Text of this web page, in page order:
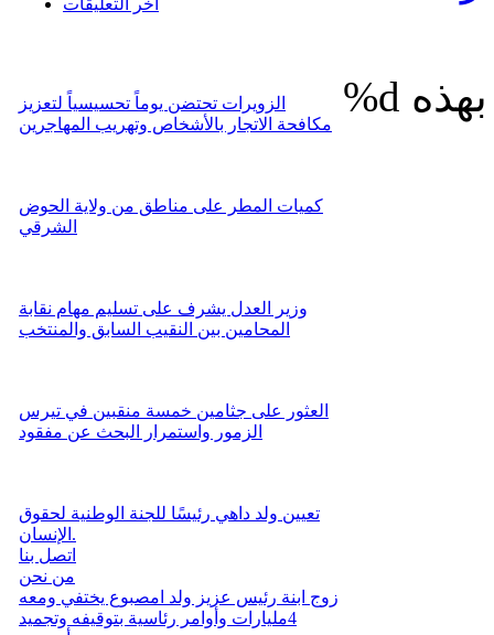
الزويرات تحتضن يوماً تحسيسياً لتعزيز
مكافحة الاتجار بالأشخاص وتهريب المهاجرين
كميات المطر على مناطق من ولاية الحوض
الشرقي
وزير العدل يشرف على تسليم مهام نقابة
المحامين بين النقيب السابق والمنتخب
العثور على جثامين خمسة منقبين في تيرس
الزمور واستمرار البحث عن مفقود
تعيين ولد داهي رئيسًا للجنة الوطنية لحقوق
الإنسان.
اتصل بنا
من نحن
زوج ابنة رئيس عزيز ولد امصبوع يختفي ومعه
4مليارات وأوامر رئاسية بتوقيفه وتجميد
%d